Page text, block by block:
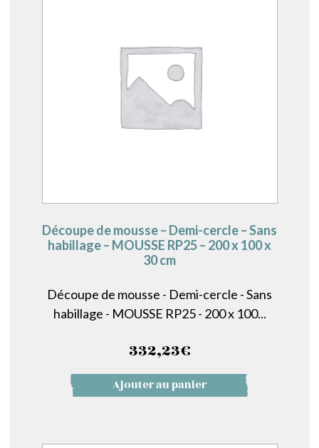
Découpe de mousse – Demi-cercle – Sans
habillage – MOUSSE RP25 – 200 x 100 x
30 cm
Découpe de mousse - Demi-cercle - Sans
habillage - MOUSSE RP25 - 200 x 100...
332,23€
Ajouter au panier